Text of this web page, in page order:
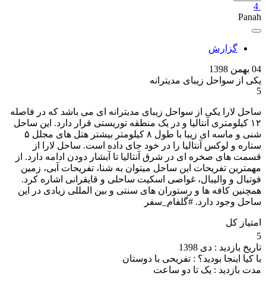
4
Panah
گزارش
04 بهمن 1398
یکی از سواحل زیبای مدیترانه
5
ساحل لارا یکی از سواحل زیبای مدیترانه ای می باشد که در فاصله
۱۲ کیلومتری آنتالیا و در یک منطقه توریستی قرار دارد. این ساحل
شنی و‌ ماسه ای زیبا با طول ۸ کیلومتر بیشتر هتل های مجلل ۵
ستاره و لوکس آنتالیا را‌ در خود جای داده است. ساحل لارا از
قسمت های صخره ای در شرق آنتالیا تا آبشار دودن ادامه دارد. از
مهمترین تفریحات این ساحل میتوان به شنا، تفریحات آبی، زمین
فوتبال و والیبال، غواصی اسکیت ساحلی و قایقرانی اشاره کرد.
همچنین کافه ها و رستوران های سنتی و بین المللی زیادی در این
ساحل وجود دارد. #گلفام_سفر
امتیاز کل
5
تاریخ بازدید : دی 1398
با کیا اینجا بودید؟ : تفریحی با دوستان
مدت بازدید : یک تا دو ساعت